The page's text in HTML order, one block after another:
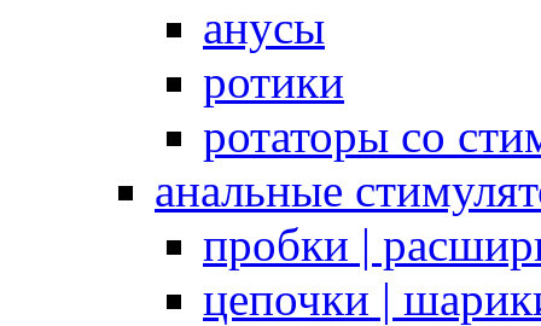
анусы
ротики
ротаторы со
анальные
пробки |
цепочки |